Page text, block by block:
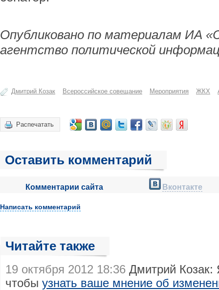
Опубликовано по материалам ИА
агентство политической
Дмитрий Козак Всероссийское совещание Мероприятия ЖКХ
Распечатать
Оставить комментарий
Комментарии сайта Вконтакте
Написать комментарий
Читайте также
19 октября 2012 18:36 Дмитрий Козак:
чтобы узнать ваше мнение об